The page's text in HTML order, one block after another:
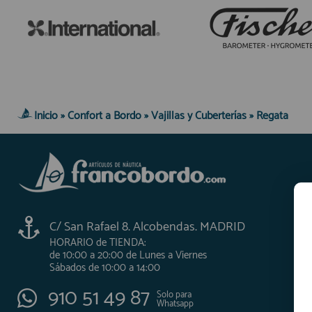
Inicio»Confort a Bordo»Vajillas y Cuberterías» Regata
C/ San Rafael 8. Alcobendas. MADRID
HORARIO de TIENDA:
de 10:00 a 20:00 de Lunes a Viernes
Sábados de 10:00 a 14:00
910 51 49 87 Solo para
Whatsapp